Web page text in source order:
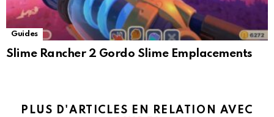
Guides
Slime Rancher 2 Gordo Slime Emplacements
PLUS D'ARTICLES EN RELATION AVEC